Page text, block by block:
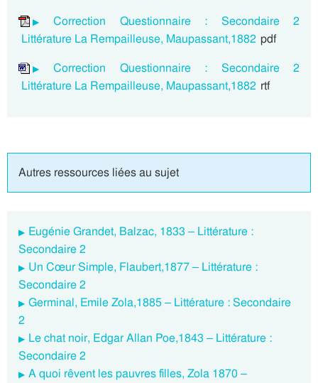
Correction Questionnaire : Secondaire 2
Littérature La Rempailleuse, Maupassant,1882 pdf
Correction Questionnaire : Secondaire 2
Littérature La Rempailleuse, Maupassant,1882 rtf
Autres ressources liées au sujet
Eugénie Grandet, Balzac, 1833 – Littérature :
Secondaire 2
Un Cœur Simple, Flaubert,1877 – Littérature :
Secondaire 2
Germinal, Emile Zola,1885 – Littérature : Secondaire
2
Le chat noir, Edgar Allan Poe,1843 – Littérature :
Secondaire 2
A quoi rêvent les pauvres filles, Zola 1870 –